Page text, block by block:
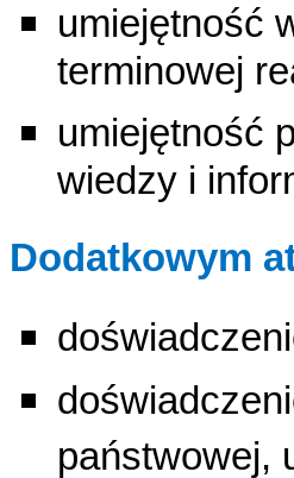
umiejętność
terminowej
umiejętność
wiedzy i
Dodatkowym
państwowej,